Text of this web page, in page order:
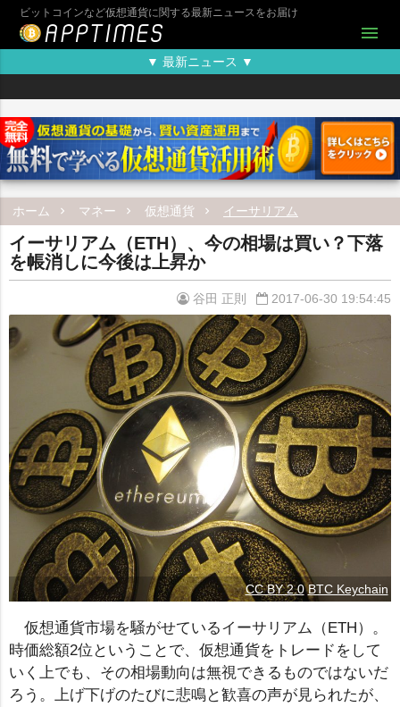
ビットコインなど仮想通貨に関する最新ニュースをお届け
menu
▼ 最新ニュース ▼
ホーム マネー 仮想通貨 イーサリアム
イーサリアム（ETH）、今の相場は買い？下落
を帳消しに今後は上昇か
谷田 正則 2017-06-30 19:54:45
CC BY 2.0 BTC Keychain
仮想通貨市場を騒がせているイーサリアム（ETH）。
時価総額2位ということで、仮想通貨をトレードをして
いく上でも、その相場動向は無視できるものではないだ
ろう。上げ下げのたびに悲鳴と歓喜の声が見られたが、